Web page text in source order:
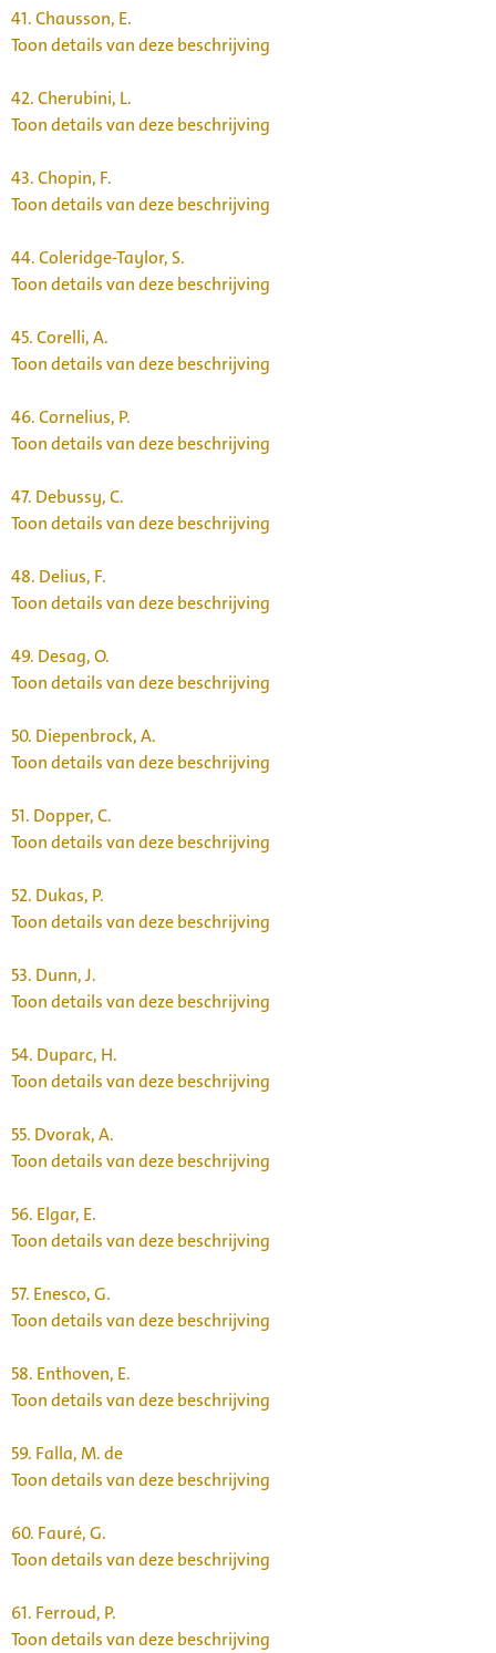
41.Chausson, E.
Toon details van deze beschrijving
42.Cherubini, L.
Toon details van deze beschrijving
43.Chopin, F.
Toon details van deze beschrijving
44.Coleridge-Taylor, S.
Toon details van deze beschrijving
45.Corelli, A.
Toon details van deze beschrijving
46.Cornelius, P.
Toon details van deze beschrijving
47. Debussy, C.
Toon details van deze beschrijving
48. Delius, F.
Toon details van deze beschrijving
49. Desag, O.
Toon details van deze beschrijving
50. Diepenbrock, A.
Toon details van deze beschrijving
51. Dopper, C.
Toon details van deze beschrijving
52. Dukas, P.
Toon details van deze beschrijving
53. Dunn, J.
Toon details van deze beschrijving
54. Duparc, H.
Toon details van deze beschrijving
55. Dvorak, A.
Toon details van deze beschrijving
56. Elgar, E.
Toon details van deze beschrijving
57. Enesco, G.
Toon details van deze beschrijving
58. Enthoven, E.
Toon details van deze beschrijving
59. Falla, M. de
Toon details van deze beschrijving
60. Fauré, G.
Toon details van deze beschrijving
61. Ferroud, P.
Toon details van deze beschrijving